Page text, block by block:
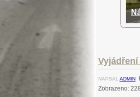
Vyjádření
NAPSAL ADMIN
Zobrazeno: